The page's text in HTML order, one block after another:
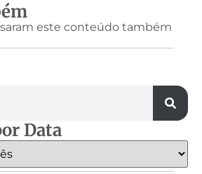
este conteúdo também
Data